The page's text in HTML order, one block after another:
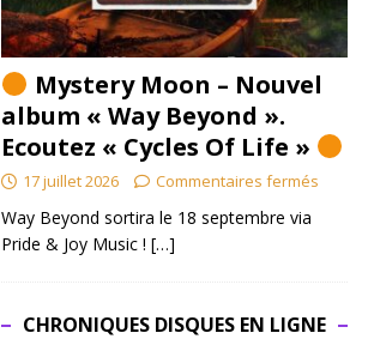
Mystery Moon – Nouvel
album « Way Beyond ».
Ecoutez « Cycles Of Life »
17 juillet 2026 Commentaires fermés
Way Beyond sortira le 18 septembre via
Pride & Joy Music ! […]
CHRONIQUES DISQUES EN LIGNE